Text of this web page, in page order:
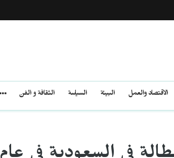
الاقتصاد والعمل البيئة السياسة الثقافة و الفن